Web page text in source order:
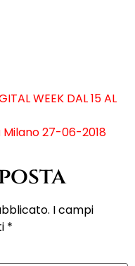
WEEK DAL 15 AL
27-06-2018
I campi
*